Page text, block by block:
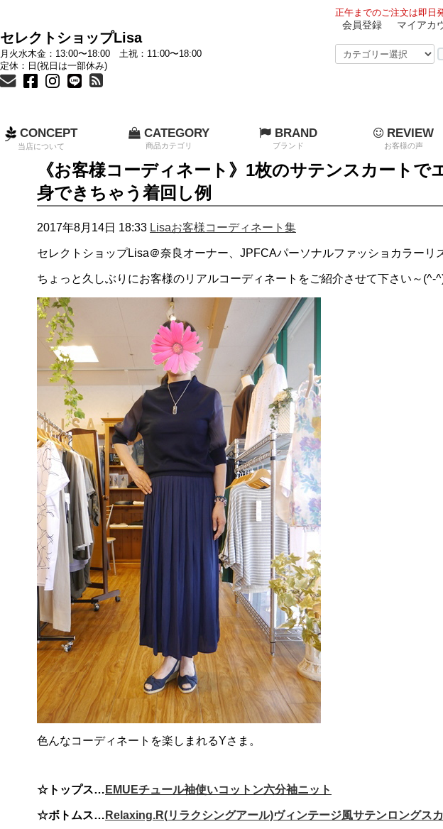
正午までのご注文は即日
会員登録 マイアカ
セレクトショップLisa
月火水木金：13:00〜18:00 土祝：11:00〜18:00
定休：日(祝日は一部休み)
CONCEPT
当店について
CATEGORY
商品カテゴリ
BRAND
ブランド
REVIEW
お客様の声
《お客様コーディネート》1枚のサテンスカート
身できちゃう着回し例
2017年8月14日 18:33 Lisaお客様コーディネート集
セレクトショップLisa＠奈良オーナー、JPFCAパーソナルファッショカラーリ
ちょっと久しぶりにお客様のリアルコーディネートをご紹介させて下さい～(^-
色んなコーディネートを楽しまれるYさま。
☆トップス… EMUEチュール袖使いコットン六分袖ニット
☆ボトムス… Relaxing.R(リラクシングアール)ヴィンテージ風サテンロングス